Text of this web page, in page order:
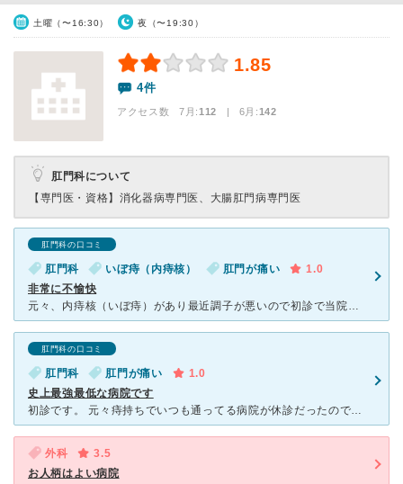
土曜（〜16:30） 夜（〜19:30）
1.85
4件
アクセス数 7月:112 | 6月:142
肛門科について
【専門医・資格】 消化器病専門医、大腸肛門病専門医
肛門科の口コミ
肛門科 いぼ痔（内痔核） 肛門が痛い
1.0
非常に不愉快
元々、内痔核（いぼ痔）があり最近調子が悪いので初診で当院へ。 6年前に手術歴あり、転勤族のため手術は当院ではありません。 初診アンケートではその事実は記入しました。 待合室では私一人だけだっ
肛門科の口コミ
肛門科 肛門が痛い
1.0
史上最強最低な病院です
初診です。 元々痔持ちでいつも通ってる病院が休診だったので、その日唯一空いてる病院がココだったので行くことに。 待ち時間はなかったものの、診察室入ってからが杜撰でした。 診察室に呼ばれ入って
外科
3.5
お人柄はよい病院